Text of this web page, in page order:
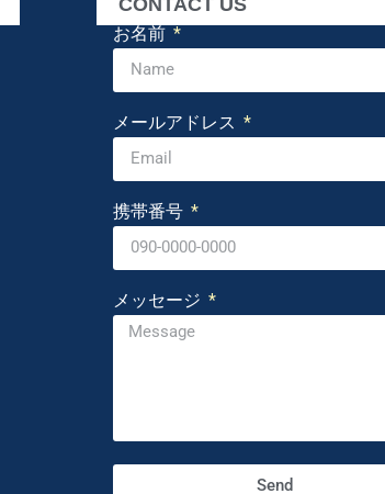
お名前
メールアドレス
携帯番号
メッセージ
Send